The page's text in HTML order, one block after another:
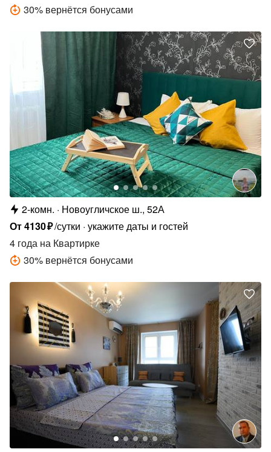
30% вернётся бонусами
2-комн.
Новоугличское ш., 52А
От4130₽/сутки укажите даты и гостей
4 года на Квартирке
30% вернётся бонусами